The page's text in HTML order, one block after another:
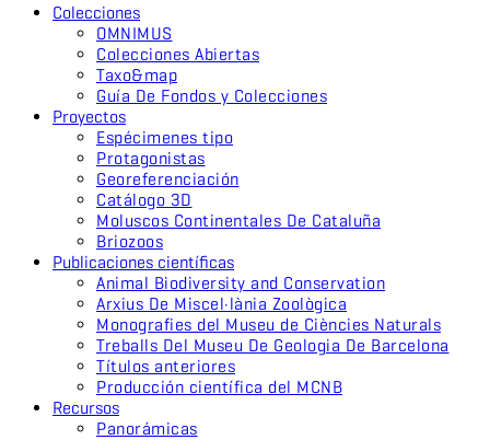
Colecciones
OMNIMUS
Colecciones Abiertas
Taxo&map
Guía De Fondos y Colecciones
Proyectos
Espécimenes tipo
Protagonistas
Georeferenciación
Catálogo 3D
Moluscos Continentales De Cataluña
Briozoos
Publicaciones científicas
Animal Biodiversity and Conservation
Arxius De Miscel·lània Zoològica
Monografies del Museu de Ciències Naturals
Treballs Del Museu De Geologia De Barcelona
Títulos anteriores
Producción científica del MCNB
Recursos
Panorámicas